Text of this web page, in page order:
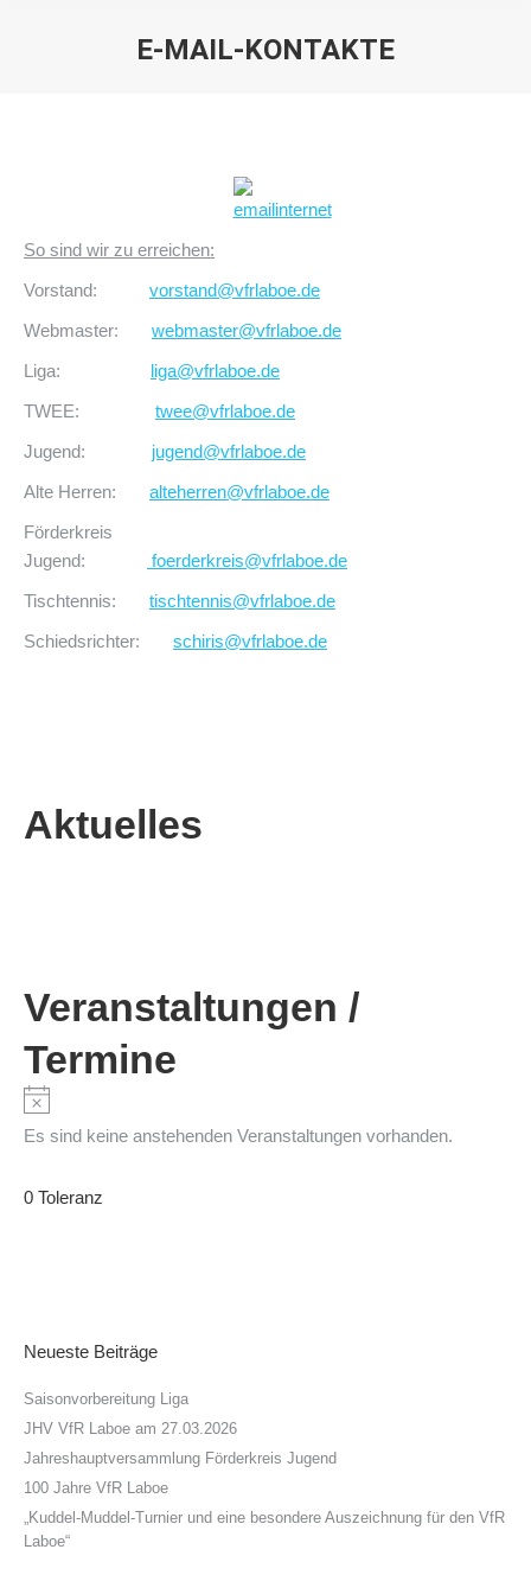
E-MAIL-KONTAKTE
So sind wir zu erreichen:
Vorstand: vorstand@vfrlaboe.de
Webmaster: webmaster@vfrlaboe.de
Liga: liga@vfrlaboe.de
TWEE: twee@vfrlaboe.de
Jugend: jugend@vfrlaboe.de
Alte Herren: alteherren@vfrlaboe.de
Förderkreis
Jugend:
foerderkreis@vfrlaboe.de
Tischtennis: tischtennis@vfrlaboe.de
Schiedsrichter: schiris@vfrlaboe.de
Aktuelles
Veranstaltungen /
Termine
Es sind keine anstehenden Veranstaltungen vorhanden.
0 Toleranz
Neueste Beiträge
Saisonvorbereitung Liga
JHV VfR Laboe am 27.03.2026
Jahreshauptversammlung Förderkreis Jugend
100 Jahre VfR Laboe
„Kuddel-Muddel-Turnier und eine besondere Auszeichnung für den VfR
Laboe“